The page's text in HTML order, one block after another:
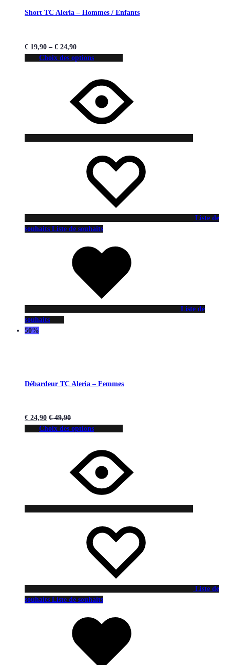
Short TC Aleria – Hommes / Enfants
€ 19,90 – € 24,90
Choix des options
Liste de
souhaits Liste de souhaits
Liste de
souhaits
50%
Débardeur TC Aleria – Femmes
€ 24,90 €49,90
Choix des options
Liste de
souhaits Liste de souhaits